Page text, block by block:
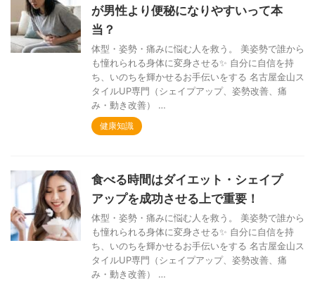
が男性より便秘になりやすいって本
当？
体型・姿勢・痛みに悩む人を救う。 美姿勢で誰から
も憧れられる身体に変身させる✨ 自分に自信を持
ち、いのちを輝かせるお手伝いをする 名古屋金山ス
タイルUP専門（シェイプアップ、姿勢改善、痛
み・動き改善） …
健康知識
食べる時間はダイエット・シェイプ
アップを成功させる上で重要！
体型・姿勢・痛みに悩む人を救う。 美姿勢で誰から
も憧れられる身体に変身させる✨ 自分に自信を持
ち、いのちを輝かせるお手伝いをする 名古屋金山ス
タイルUP専門（シェイプアップ、姿勢改善、痛
み・動き改善） …